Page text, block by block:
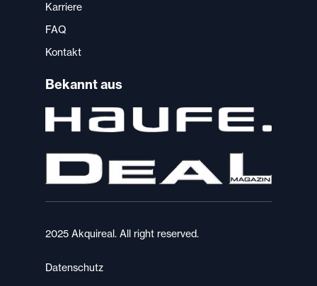
Karriere
FAQ
Kontakt
Bekannt aus
2025 Akquireal. All right reserved.
Datenschutz